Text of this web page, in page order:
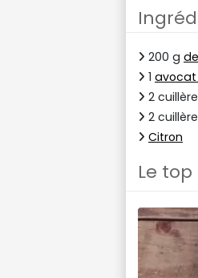
200 g
1
2
2
Citron
Le